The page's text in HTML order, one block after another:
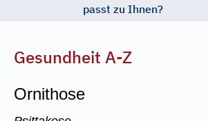
passt zu Ihnen?
Gesundheit A-Z
Ornithose